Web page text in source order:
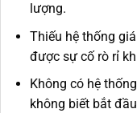
lượng.
Thiếu hệ thống
được sự cố rò rỉ
Không có hệ
không biết bắt